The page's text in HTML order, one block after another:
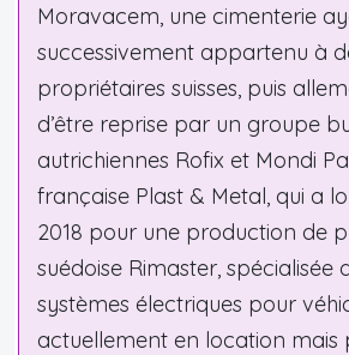
Moravacem, une cimenterie
successivement appartenu à
propriétaires suisses, puis
d’être reprise par un groupe
autrichiennes Rofix et Mondi
française Plast & Metal, qui a
2018 pour une production de
suédoise Rimaster, spécialisée
systèmes électriques pour
actuellement en location